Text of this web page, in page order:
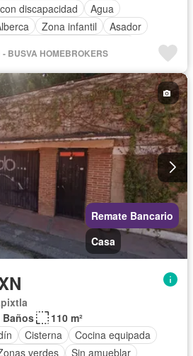
discapacidad
Agua
Zona infantil
Asador
Cuarto de servicio
Gimnasio
Internet
por cable
Terraza
Sin amueblar
BUSVA HOMEBROKERS
Remate Bancario
Casa
Baños
110 m²
Cisterna
Cocina equipada
verdes Sin amueblar